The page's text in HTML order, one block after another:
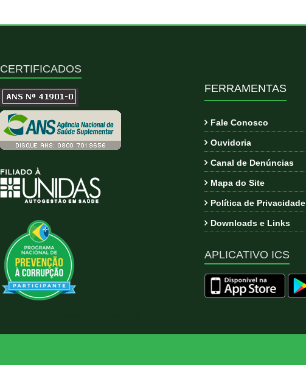
CERTIFICADOS
FERRAMENTAS
Fale Conosco
Ouvidoria
Canal de Denúncias
Mapa do Site
Política de Privacidade
Downloads e Links
APLICATIVO ICS